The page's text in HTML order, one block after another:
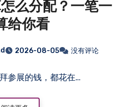
么分配？一笔一
给你看
2026-08-05 没有评论
参展的钱，都花在…